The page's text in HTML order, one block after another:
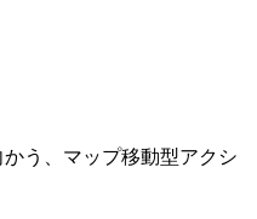
う、マップ移動型アクシ